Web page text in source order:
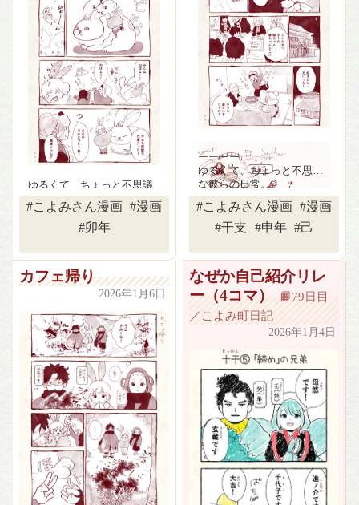
ゆるくて、ちょっと不思議
な彼らの日常。
『こよみさん漫画』ショー
トシリーズです（1話完結）
#こよみさん漫画 #漫画
#卯年
アッチとコッチのはざまに
は、三途の川とじっちゃん
ばっちゃん。
ヤバいやつ担当。
ーーーー
ゆるくて、ちょっと不思議
な彼らの日常。
『こよみさん漫画』ショー
トシリーズです（1話完結）
#こよみさん漫画 #漫画
#干支
#申年 #己
カフェ帰り
2026年1月6日
なぜか自己紹介リレ
ー（4コマ）
📙79日目
／こよみ町日記
2026年1月4日